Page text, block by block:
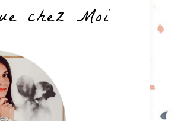
chez Moi